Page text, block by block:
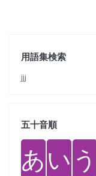
用語集検索
jjj
五十音順
あい う